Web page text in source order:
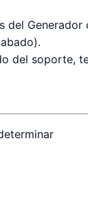
del soporte,